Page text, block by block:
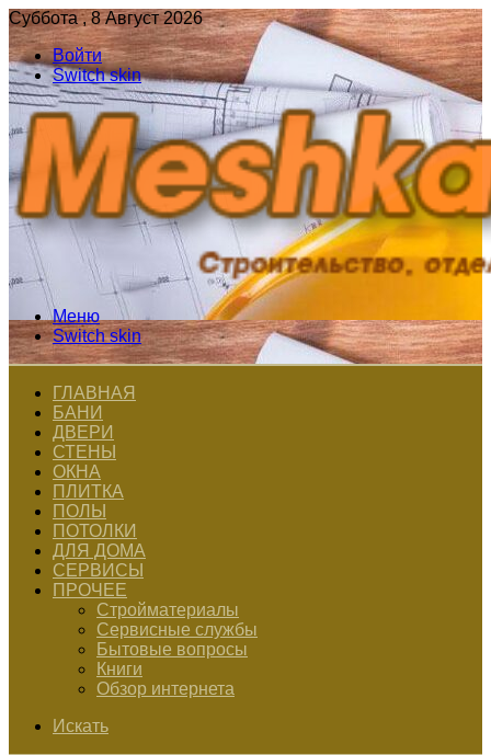
Суббота , 8 Август 2026
Войти
Switch skin
Меню
Switch skin
ГЛАВНАЯ
БАНИ
ДВЕРИ
СТЕНЫ
ОКНА
ПЛИТКА
ПОЛЫ
ПОТОЛКИ
ДЛЯ ДОМА
СЕРВИСЫ
ПРОЧЕЕ
Стройматериалы
Сервисные службы
Бытовые вопросы
Книги
Обзор интернета
Искать